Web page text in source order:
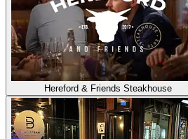
Hereford & Friends Steakhouse